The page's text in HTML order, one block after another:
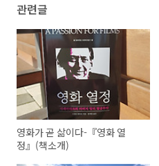
관련글
영화가 곧 삶이다-『영화 열
정』(책소개)